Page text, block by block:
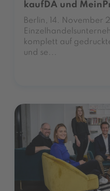
kaufDA und
Berlin, 14. November
komplett auf
und se...